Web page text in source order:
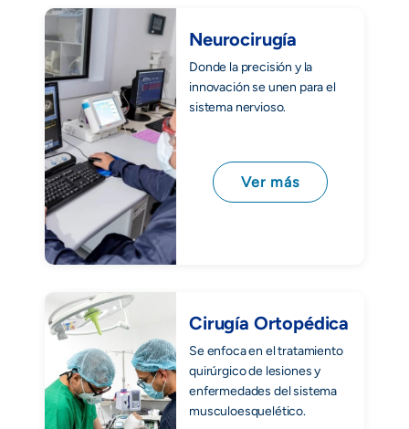
Neurocirugía
Donde la precisión y la
innovación se unen para el
sistema nervioso.
Ver más
Cirugía Ortopédica
Se enfoca en el tratamiento
quirúrgico de lesiones y
enfermedades del sistema
musculoesquelético.